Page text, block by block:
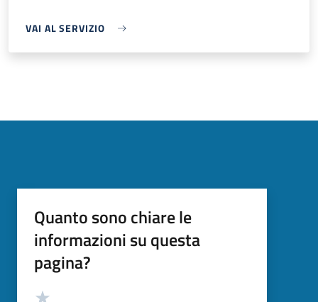
VAI AL SERVIZIO
Quanto sono chiare le
informazioni su questa
pagina?
Valutazione